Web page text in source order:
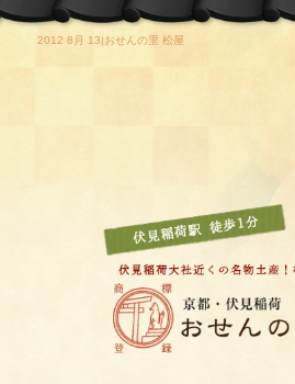
2012 8月 13|おせんの里 松屋